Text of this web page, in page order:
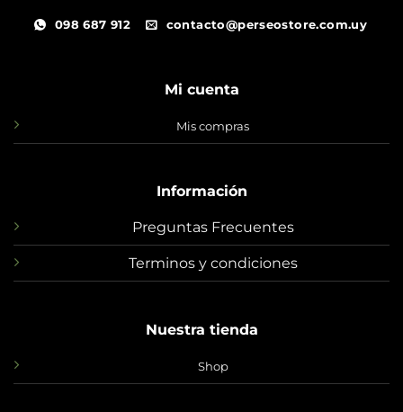
098 687 912 contacto@perseostore.com.uy
Mi cuenta
Mis compras
Información
Preguntas Frecuentes
Terminos y condiciones
Nuestra tienda
Shop